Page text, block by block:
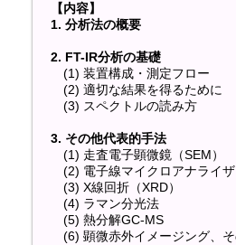
【内容】
1. 分析法の概要
2. FT-IR分析の基礎
(1) 装置構成・測定フロー
(2) 適切な結果を得るために
(3) スペクトルの読み方
3. その他代表的手法
(1) 走査電子顕微鏡（SEM）
(2) 電子線マイクロアナライザ
(3) X線回折（XRD）
(4) ラマン分光法
(5) 熱分解GC-MS
(6) 顕微赤外イメージング、